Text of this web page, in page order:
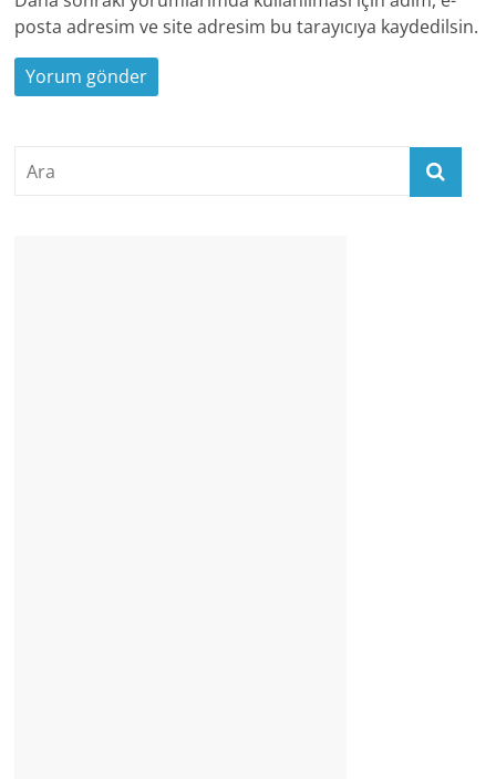
posta adresim ve site adresim bu tarayıcıya kaydedilsin.